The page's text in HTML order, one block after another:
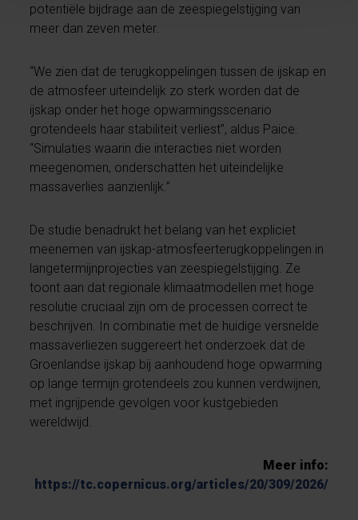
potentiële bijdrage aan de zeespiegelstijging van
meer dan zeven meter.
“We zien dat de terugkoppelingen tussen de ijskap en
de atmosfeer uiteindelijk zo sterk worden dat de
ijskap onder het hoge opwarmingsscenario
grotendeels haar stabiliteit verliest”, aldus Paice.
“Simulaties waarin die interacties niet worden
meegenomen, onderschatten het uiteindelijke
massaverlies aanzienlijk.”
De studie benadrukt het belang van het expliciet
meenemen van ijskap-atmosfeerterugkoppelingen in
langetermijnprojecties van zeespiegelstijging. Ze
toont aan dat regionale klimaatmodellen met hoge
resolutie cruciaal zijn om de processen correct te
beschrijven. In combinatie met de huidige versnelde
massaverliezen suggereert het onderzoek dat de
Groenlandse ijskap bij aanhoudend hoge opwarming
op lange termijn grotendeels zou kunnen verdwijnen,
met ingrijpende gevolgen voor kustgebieden
wereldwijd.
Meer info:
https://tc.copernicus.org/articles/20/309/2026/